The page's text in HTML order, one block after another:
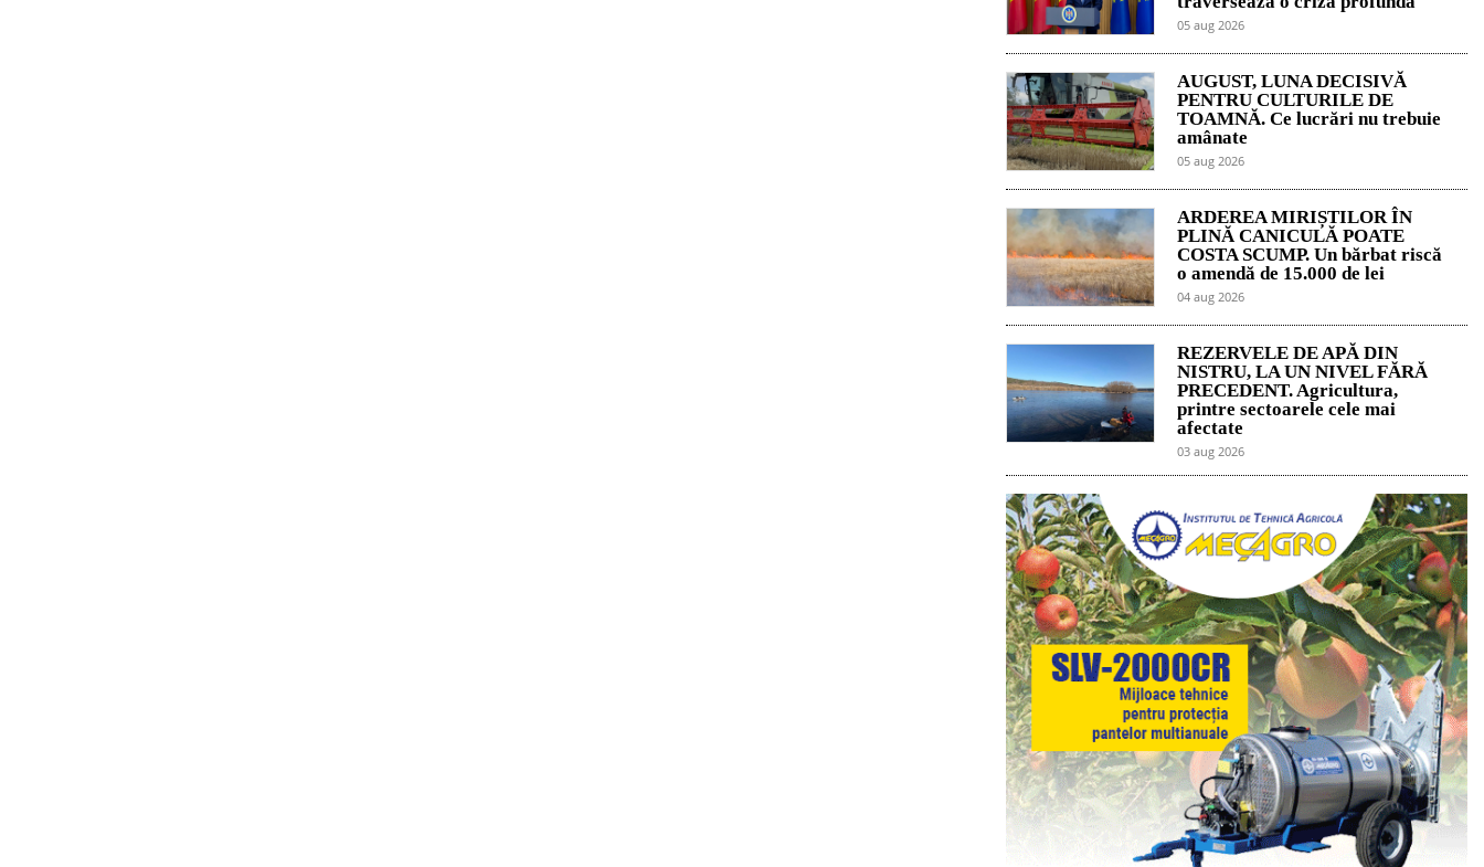
05 aug 2026
AUGUST, LUNA DECISIVĂ
PENTRU CULTURILE DE
TOAMNĂ. Ce lucrări nu trebuie
amânate
05 aug 2026
ARDEREA MIRIȘTILOR ÎN
PLINĂ CANICULĂ POATE
COSTA SCUMP. Un bărbat riscă
o amendă de 15.000 de lei
04 aug 2026
REZERVELE DE APĂ DIN
NISTRU, LA UN NIVEL FĂRĂ
PRECEDENT. Agricultura,
printre sectoarele cele mai
afectate
03 aug 2026